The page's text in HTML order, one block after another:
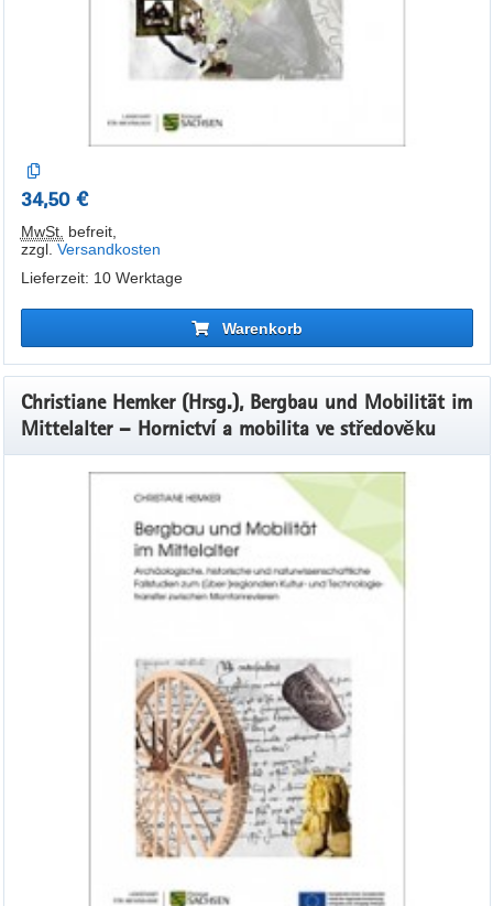
34,50 €
MwSt. befreit,
zzgl. Versandkosten
Lieferzeit: 10 Werktage
Warenkorb
Christiane Hemker (Hrsg.), Bergbau und Mobilität im
Mittelalter – Hornictví a mobilita ve středověku